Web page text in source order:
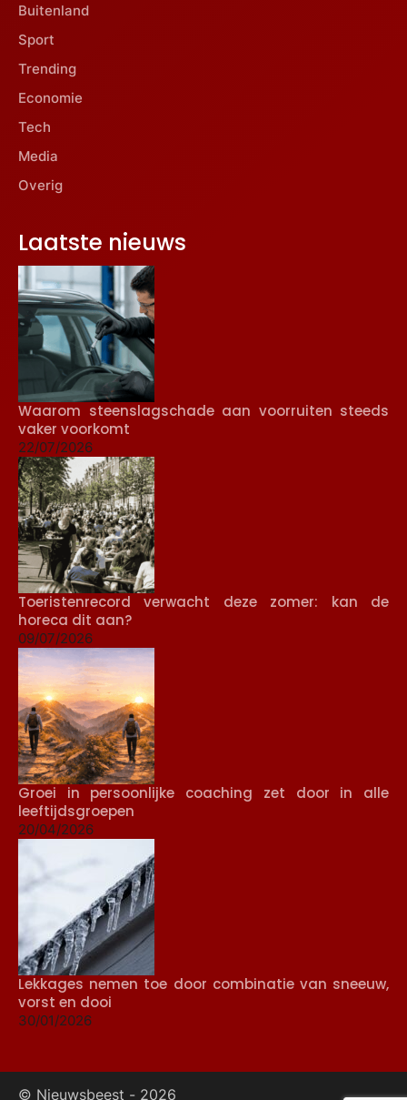
Buitenland
Sport
Trending
Economie
Tech
Media
Overig
Laatste nieuws
Waarom steenslagschade aan voorruiten steeds
vaker voorkomt
22/07/2026
Toeristenrecord verwacht deze zomer: kan de
horeca dit aan?
09/07/2026
Groei in persoonlijke coaching zet door in alle
leeftijdsgroepen
20/04/2026
Lekkages nemen toe door combinatie van sneeuw,
vorst en dooi
30/01/2026
© Nieuwsbeest - 2026